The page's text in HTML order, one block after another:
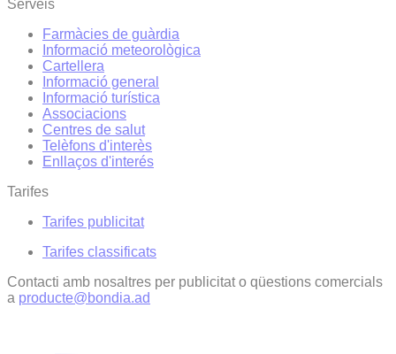
Serveis
Farmàcies de guàrdia
Informació meteorològica
Cartellera
Informació general
Informació turística
Associacions
Centres de salut
Telèfons d'interès
Enllaços d'interés
Tarifes
Tarifes publicitat
Tarifes classificats
Contacti amb nosaltres per publicitat o qüestions comercials
a producte@bondia.ad